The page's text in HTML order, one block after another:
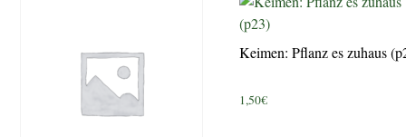
Keimen: Pflanz es zuhaus
1,50€